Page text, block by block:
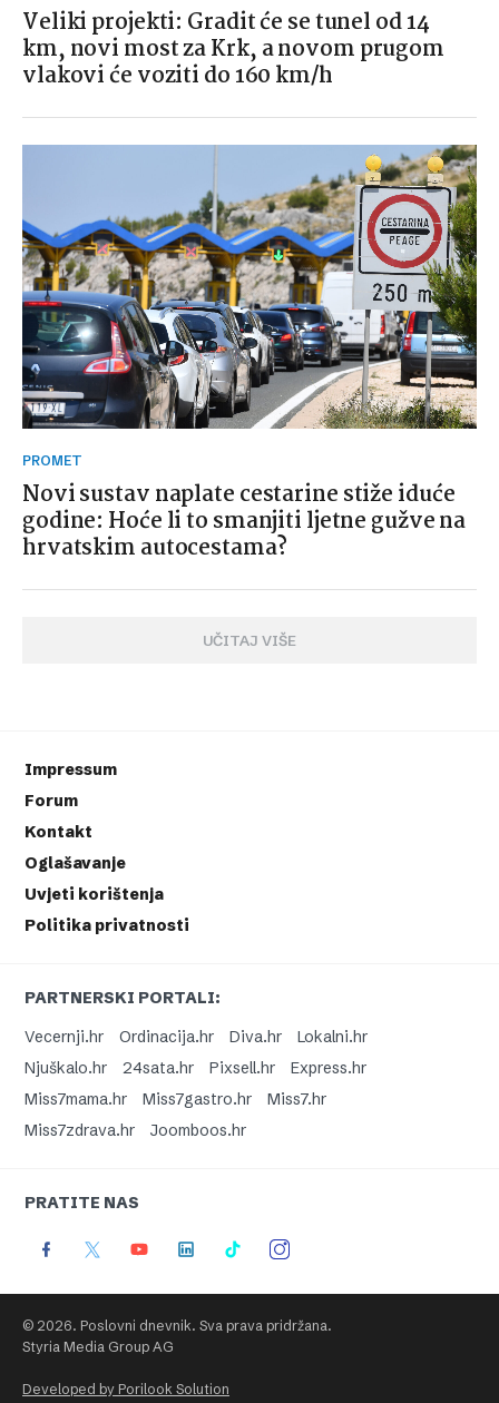
Veliki projekti: Gradit će se tunel od 14
km, novi most za Krk, a novom prugom
vlakovi će voziti do 160 km/h
PROMET
Novi sustav naplate cestarine stiže iduće
godine: Hoće li to smanjiti ljetne gužve na
hrvatskim autocestama?
UČITAJ VIŠE
Impressum
Forum
Kontakt
Oglašavanje
Uvjeti korištenja
Politika privatnosti
PARTNERSKI PORTALI:
Vecernji.hr
Ordinacija.hr Diva.hr
Lokalni.hr
Njuškalo.hr
24sata.hr Pixsell.hr
Express.hr
Miss7mama.hr
Miss7gastro.hr
Miss7.hr
Miss7zdrava.hr
Joomboos.hr
PRATITE NAS
© 2026. Poslovni dnevnik. Sva prava pridržana.
Styria Media Group AG
Developed by Porilook Solution